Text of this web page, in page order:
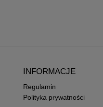
INFORMACJE
Regulamin
Polityka prywatności